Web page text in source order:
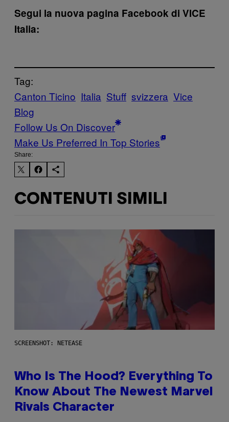
Segui la nuova pagina Facebook di VICE
Italia:
Tag:
Canton Ticino Italia Stuff svizzera Vice
Blog
Follow Us On Discover
Make Us Preferred In Top Stories
Share:
CONTENUTI SIMILI
SCREENSHOT: NETEASE
Who Is The Hood? Everything To
Know About The Newest Marvel
Rivals Character